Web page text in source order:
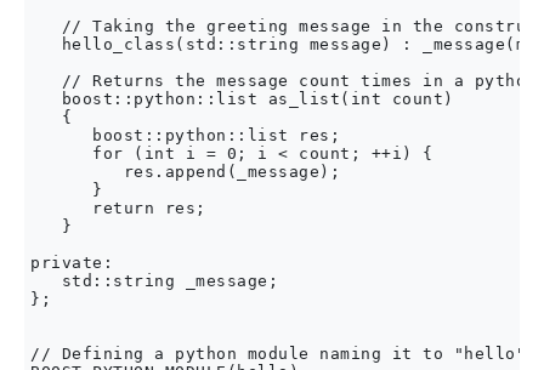
// Taking the greeting message in the
hello_class(std::string message) :
// Returns the message count times in a python
   boost::python::list as_list(int count)
   {
      boost::python::list res;
      for (int i = 0; i < count; ++i) {
         res.append(_message);
      }
      return res;
   }
private:
   std::string _message;
};
// Defining a python module naming it to "hello".